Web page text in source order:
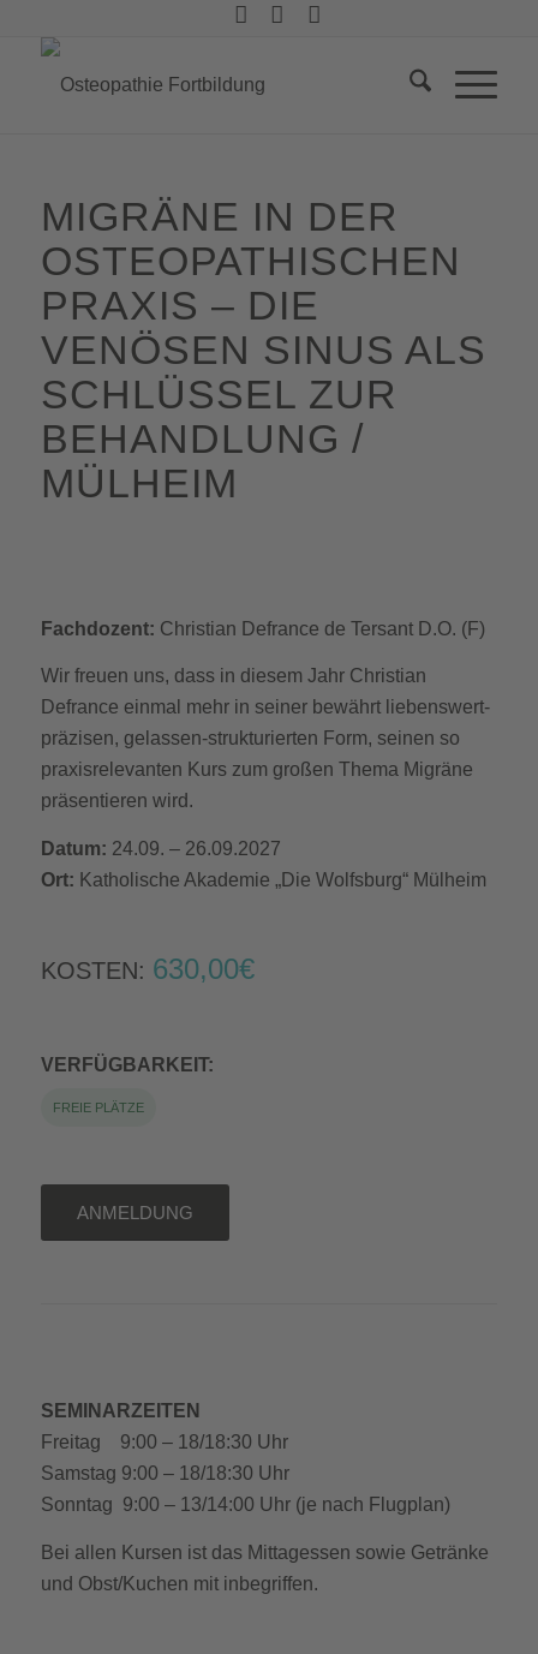
MIGRÄNE IN DER
OSTEOPATHISCHEN
PRAXIS – DIE
VENÖSEN SINUS ALS
SCHLÜSSEL ZUR
BEHANDLUNG /
MÜLHEIM
Fachdozent: Christian Defrance de Tersant D.O. (F)
Wir freuen uns, dass in diesem Jahr Christian
Defrance einmal mehr in seiner bewährt liebenswert-
präzisen, gelassen-strukturierten Form, seinen so
praxisrelevanten Kurs zum großen Thema Migräne
präsentieren wird.
Datum: 24.09. – 26.09.2027
Ort: Katholische Akademie „Die Wolfsburg“ Mülheim
KOSTEN: 630,00€
VERFÜGBARKEIT:
FREIE PLÄTZE
ANMELDUNG
SEMINARZEITEN
Freitag 9:00 – 18/18:30 Uhr
Samstag 9:00 – 18/18:30 Uhr
Sonntag 9:00 – 13/14:00 Uhr (je nach Flugplan)
Bei allen Kursen ist das Mittagessen sowie Getränke
und Obst/Kuchen mit inbegriffen.